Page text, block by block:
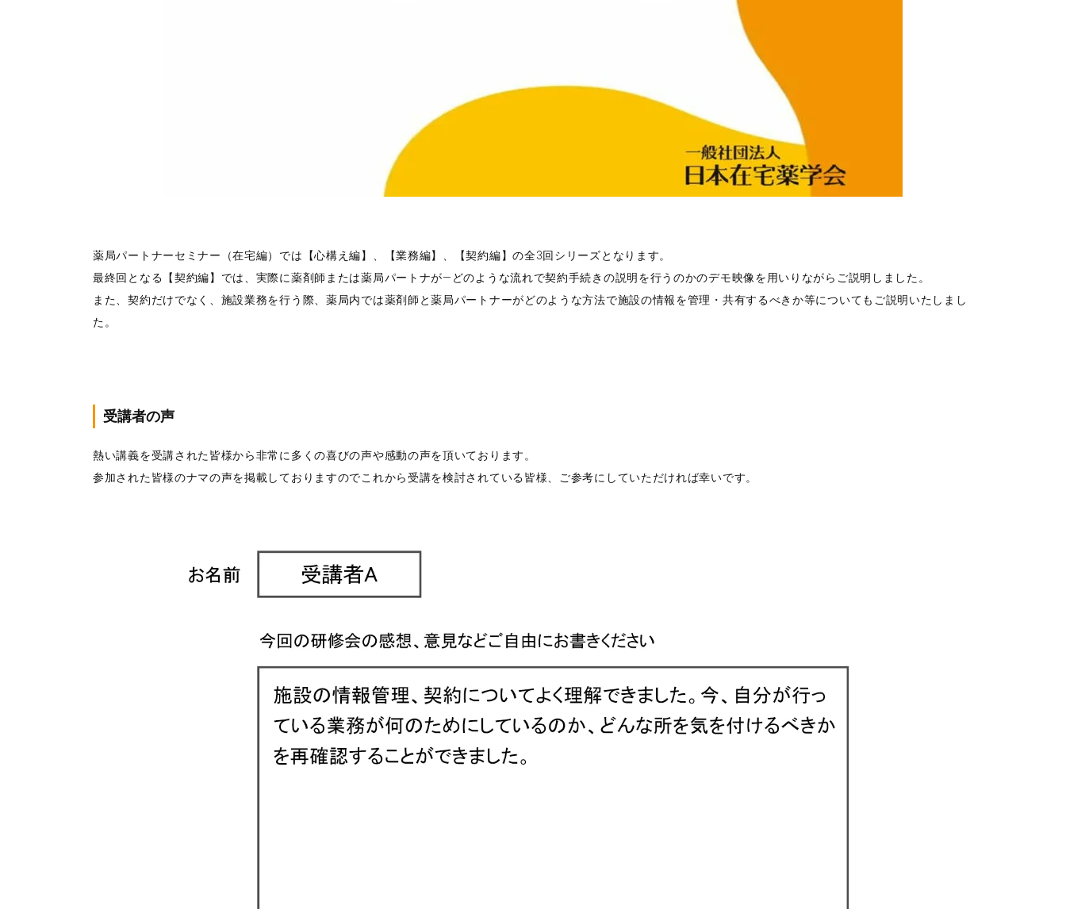
薬局パートナーセミナー（在宅編）では【心構え編】、【業務編】、【契約編】の全3回シリーズとなります。
最終回となる【契約編】では、実際に薬剤師または薬局パートナが―どのような流れで契約手続きの説明を行うのかのデモ映像を用いりながらご説明しました。
また、契約だけでなく、施設業務を行う際、薬局内では薬剤師と薬局パートナーがどのような方法で施設の情報を管理・共有するべきか等についてもご説明いたしまし
た。
受講者の声
熱い講義を受講された皆様から非常に多くの喜びの声や感動の声を頂いております。
参加された皆様のナマの声を掲載しておりますのでこれから受講を検討されている皆様、ご参考にしていただければ幸いです。